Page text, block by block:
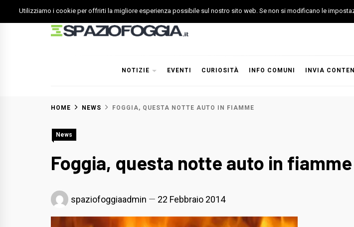
to
NOTIZIE EVENTI CURIOSITÀ INFO COMUNI INVIA
HOME NEWS FOGGIA, QUESTA NOTTE AUTO IN FIAMME
News
Foggia, questa notte auto in fiamme
spaziofoggiaadmin 22 Febbraio 2014
Utilizziamo i cookie per offrirti la migliore esperienza possibile sul nostro sito web. Se non si modificano le